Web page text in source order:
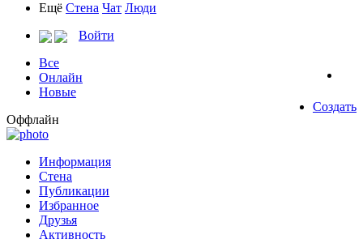
Ещё Стена Чат Люди
Войти
Все
Онлайн
Новые
Создать
Оффлайн
Информация
Стена
Публикации
Избранное
Друзья
Активность